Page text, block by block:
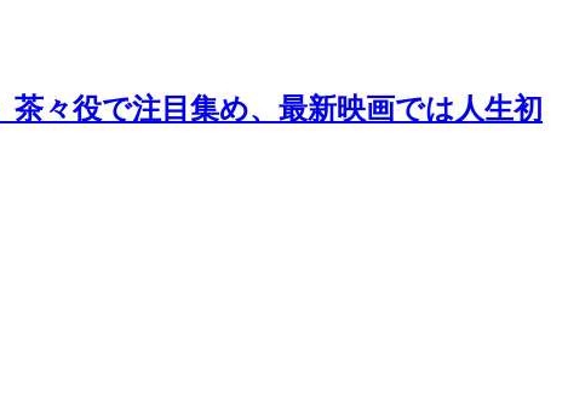
々役で注目集め、最新映画では人生初